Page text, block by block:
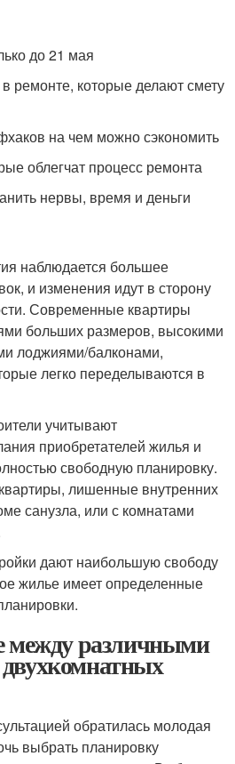
до 21 мая
ремонте, которые делают смету
на чем можно сэкономить
облегчат процесс ремонта
нервы, время и деньги
наблюдается большее
и изменения идут в сторону
Современные квартиры
больших размеров, высокими
лоджиями/балконами,
легко переделываются в
учитывают
приобретателей жилья и
свободную планировку.
лишенные внутренних
санузла, или с комнатами
дают наибольшую свободу
жилье имеет определенные
между различными
обратилась молодая
выбрать планировку